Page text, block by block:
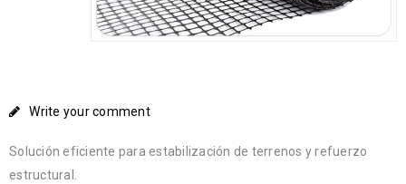
Write your comment
Solución eficiente para estabilización de terrenos y refuerzo
estructural.